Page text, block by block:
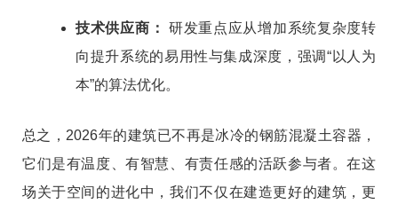
技术供应商：
研发重点应从增加系统复杂度转
向提升系统的易用性与集成深度，强调“以人为
本”的算法优化。
总之，2026年的建筑已不再是冰冷的钢筋混凝土容器，
它们是有温度、有智慧、有责任感的活跃参与者。在这
场关于空间的进化中，我们不仅在建造更好的建筑，更